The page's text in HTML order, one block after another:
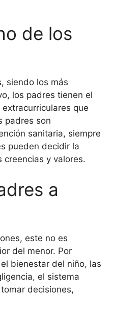
de los
siendo los más
los padres tienen el
que
padres son
sanitaria, siempre
pueden decidir la
y valores.
a
este no es
del menor. Por
bienestar del niño, las
el sistema
decisiones,